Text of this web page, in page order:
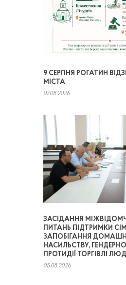
9 СЕРПНЯ РОГАТИН
МІСТА
07.08.2026
ЗАСІДАННЯ
ПИТАНЬ ПІДТРИМКИ
ЗАПОБІГАННЯ
НАСИЛЬСТВУ,
ПРОТИДІЇ ТОРГІВЛІ
05.08.2026